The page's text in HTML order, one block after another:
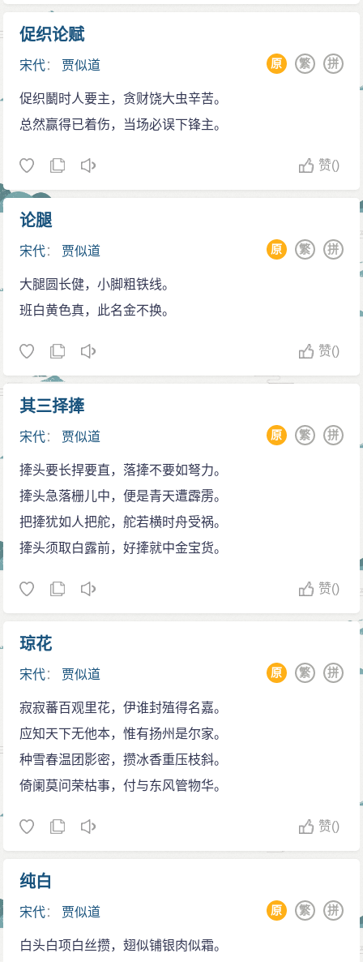
“违约”名义入侵。
南宋惨败后，理宗令右丞相贾似道领兵出战，驰援
鄂州，贾似道根本没有什么军事上的认识，于是在出征
后与蒙军议和，并向蒙军游说朝廷会向蒙古进贡，第一
一战中死于城下，贾似道得知忽必烈会回国夺回汗位，
便看准机会，与忽必烈签订和约，表示愿意称臣、岁奉
二十万两银、绢二十万匹。
在议和后，贾似道与其他将领会师，并趁蒙军撤退
时进攻，杀伤了仅仅一百七十多的外敌。一百七十多的
数目对兵源充足的蒙军简直是微不足道，可是，贾似道
报”，却不报蒙军撤退的真正原因，向理宗报道：“诸路大
捷，鄂围始解，汇汉肃清。宗社危而复安，实万世无疆
之福。”
理宗被大臣蒙蔽后，欢天喜地，赐贾似道卫国公与
中讽刺贾似道，于是贾似道在理宗面前说高达的不是，
希望可以除去高达，幸而理宗还有点智慧，没有杀死高
达。
贾似道与同党编辑《福华编》，用以“歌颂”他于抗蒙
次，贾似道已证明了自己在朝中的地位几乎与皇帝相
似。另一种说法认为不必上早朝是南宋“权相现象”，是每
任丞相皆有的礼遇。
文书接二连三地传来，贾似道玩乐为首、国事其次之，
促织论赋
宋代： 贾似道 拼
繁
原
促织鬭时人要主，贪财饶大虫辛苦。
总然赢得已着伤，当场必误下锋主。
赞()
论腿
宋代： 贾似道 拼
繁
原
大腿圆长健，小脚粗铁线。
班白黄色真，此名金不换。
赞()
其三择撁
宋代： 贾似道 拼
繁
原
撁头要长捍要直，落撁不要如弩力。
撁头急落栅儿中，便是青天遭霹雳。
把撁犹如人把舵，舵若横时舟受祸。
撁头须取白露前，好撁就中金宝货。
赞()
琼花
宋代： 贾似道 拼
繁
原
寂寂蕃百观里花，伊谁封殖得名嘉。
应知天下无他本，惟有扬州是尔家。
种雪春温团影密，攒冰香重压枝斜。
倚阑莫问荣枯事，付与东风管物华。
赞()
纯白
宋代： 贾似道 拼
繁
原
白头白项白丝攒，翅似铺银肉似霜。